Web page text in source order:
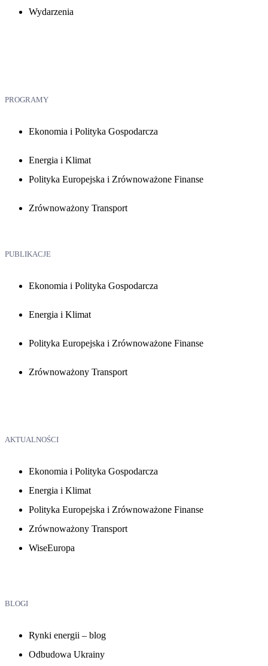
Wydarzenia
PROGRAMY
Ekonomia i Polityka Gospodarcza
Energia i Klimat
Polityka Europejska i Zrównoważone Finanse
Zrównoważony Transport
PUBLIKACJE
Ekonomia i Polityka Gospodarcza
Energia i Klimat
Polityka Europejska i Zrównoważone Finanse
Zrównoważony Transport
AKTUALNOŚCI
Ekonomia i Polityka Gospodarcza
Energia i Klimat
Polityka Europejska i Zrównoważone Finanse
Zrównoważony Transport
WiseEuropa
BLOGI
Rynki energii – blog
Odbudowa Ukrainy